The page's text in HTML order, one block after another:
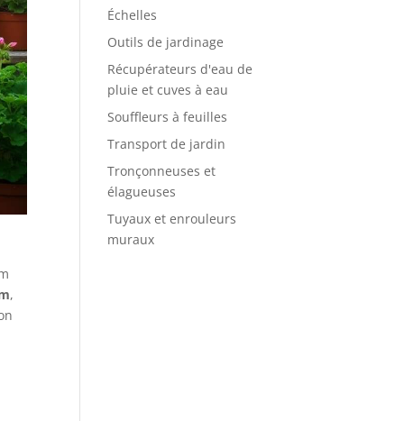
,
Échelles
Outils de jardinage
Récupérateurs d'eau de
pluie et cuves à eau
Souffleurs à feuilles
Transport de jardin
Tronçonneuses et
élagueuses
Tuyaux et enrouleurs
muraux